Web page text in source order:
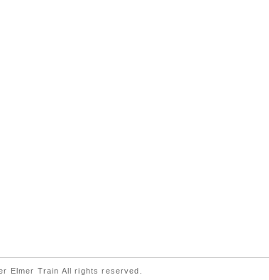
Elmer Train All rights reserved.